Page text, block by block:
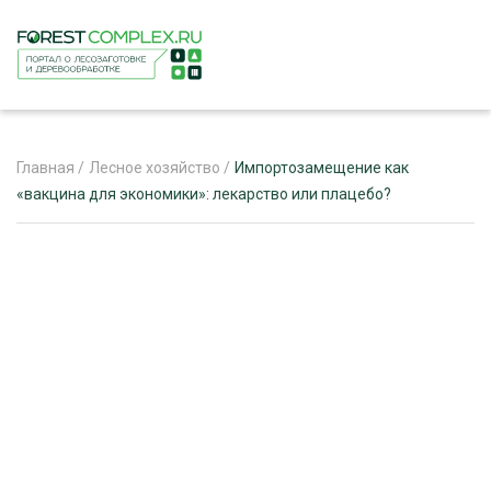
Главная / Лесное хозяйство / Импортозамещение как
«вакцина для экономики»: лекарство или плацебо?